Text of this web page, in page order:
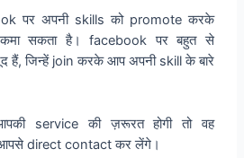
पर अपनी skills को promote करके
सकता है। facebook पर बहुत से
हैं, जिन्हें join करके आप अपनी skill के बारे
service की ज़रूरत होगी तो वह
direct contact कर लेंगे।